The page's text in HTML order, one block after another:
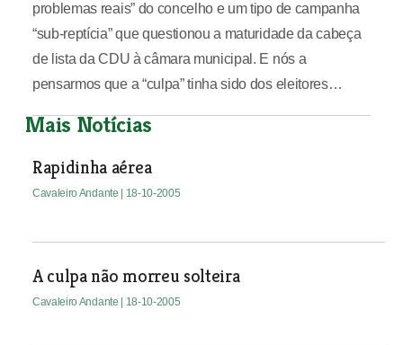
problemas reais” do concelho e um tipo de campanha
“sub-reptícia” que questionou a maturidade da cabeça
de lista da CDU à câmara municipal. E nós a
pensarmos que a “culpa” tinha sido dos eleitores…
Mais Notícias
Rapidinha aérea
Cavaleiro Andante | 18-10-2005
A culpa não morreu solteira
Cavaleiro Andante | 18-10-2005